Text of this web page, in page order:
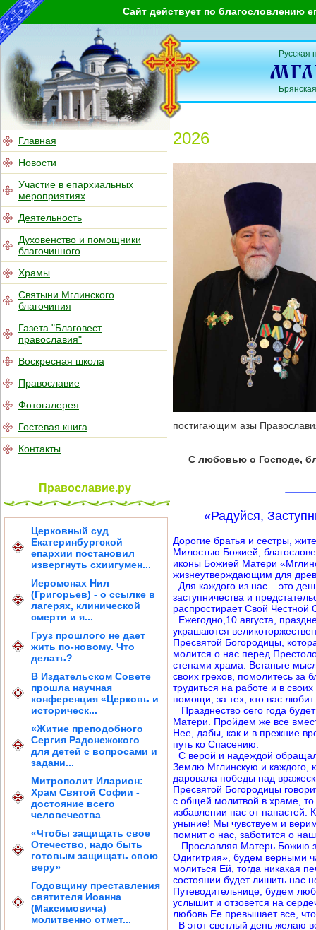
Сайт действует по благословлению
Главная
Новости
Участие в епархиальных
мероприятиях
Деятельность
Духовенство и помощники
благочинного
Храмы
Святыни Мглинского
благочиния
Газета "Благовест
православия"
Воскресная школа
Православие
Фотогалерея
Гостевая книга
Контакты
Православие.ру
Церковный суд
Екатеринбургской
епархии постановил
извергнуть схиигумен...
Иеромонах Нил
(Григорьев) - о ссылке в
лагерях, клинической
смерти и я...
Груз прошлого не дает
жить по-новому. Что
делать?
В Издательском Совете
прошла научная
конференция «Церковь и
историческ...
«Житие преподобного
Сергия Радонежского
для детей с вопросами и
задани...
Митрополит Иларион:
Храм Святой Софии -
достояние всего
человечества
«Чтобы защищать свое
Отечество, надо быть
готовым защищать свою
веру»
Годовщину преставления
святителя Иоанна
(Максимовича)
молитвенно отмет...
Русская
2026
постигающим азы
С любовью о Господе,
«Радуйся,
Дорогие братья и сестры,
Милостью Божией,
иконы Божией Матери
жизнеутверждающим для
Для каждого из нас – это
заступничества и
распростирает Свой
Ежегодно,10 августа,
украшаются
Пресвятой Богородицы,
молится о нас перед
стенами храма. Встаньте
своих грехов, помолитесь за
трудиться на работе и в
помощи, за тех, кто вас
Празднество сего года
Матери. Пройдем же все
Нее, дабы, как и в прежние
путь ко Спасению.
С верой и надеждой
Землю Мглинскую и каждого,
даровала победы над
Пресвятой Богородицы
с общей молитвой в храме,
избавлении нас от напастей.
уныние! Мы чувствуем и
помнит о нас, заботится о
Прославляя Матерь Божию
Одигитрия», будем верными
молиться Ей, тогда никакая
состоянии будет лишить нас
Путеводительнице, будем
услышит и отзовется на
любовь Ее превышает все,
В этот светлый день желаю